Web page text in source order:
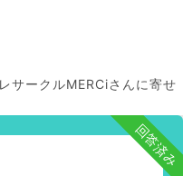
サークルMERCiさんに寄せ
回答済み